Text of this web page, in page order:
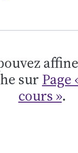
sur Page
cours ».